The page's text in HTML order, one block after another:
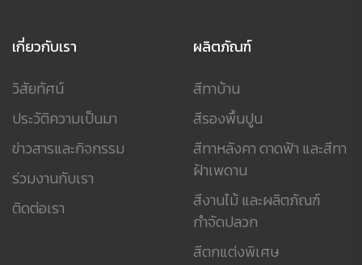
เกี่ยวกับเรา
วิสัยทัศน์
ประวัติความเป็นมา
ข่าวสารและกิจกรรม
ร่วมงานกับเรา
ติดต่อเรา
ผลิตภัณฑ์
สีทาบ้าน
สีรองพื้นปูน
สีทาหลังคา ดาดฟ้า และสีทา
ฝ้าเพดาน
สีงานไม้ และผลิตภัณฑ์
กำจัดปลวก
สีตกแต่งพิเศษ